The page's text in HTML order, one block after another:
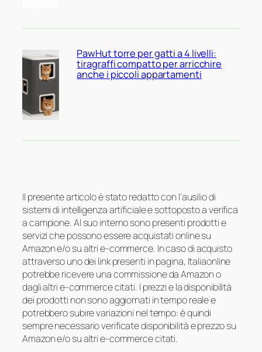
PawHut torre per gatti a 4 livelli:
tiragraffi compatto per arricchire
anche i piccoli appartamenti
Il presente articolo è stato redatto con l’ausilio di
sistemi di intelligenza artificiale e sottoposto a verifica
a campione. Al suo interno sono presenti prodotti e
servizi che possono essere acquistati online su
Amazon e/o su altri e-commerce. In caso di acquisto
attraverso uno dei link presenti in pagina, Italiaonline
potrebbe ricevere una commissione da Amazon o
dagli altri e-commerce citati. I prezzi e la disponibilità
dei prodotti non sono aggiornati in tempo reale e
potrebbero subire variazioni nel tempo: è quindi
sempre necessario verificate disponibilità e prezzo su
Amazon e/o su altri e-commerce citati.